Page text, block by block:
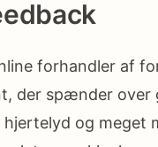
forhandler af
der spænder over
og meget